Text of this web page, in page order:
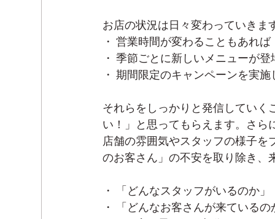
お店の状況は日々変わっていきま
・ 営業時間が変わることもあれば
・ 季節ごとに新しいメニューが
・ 期間限定のキャンペーンを実施
それらをしっかりと発信してい
い！」と思ってもらえます。さ
店舗の雰囲気やスタッフの様子
のお客さん」の不安を取り除き、
・ 「どんなスタッフがいるのか」
・ 「どんなお客さんが来ているの